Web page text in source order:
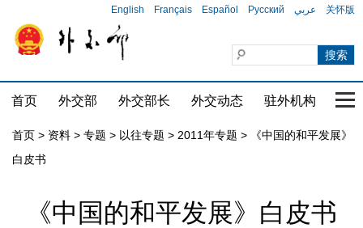
English Français Español Русский عربي 关怀版
首页 外交部 外交部长 外交动态 驻外机构 国
首页 > 资料 > 专题 > 以往专题 > 2011年专题 >
《中国的和平发展》
白皮书
《中国的和平发展》白皮书